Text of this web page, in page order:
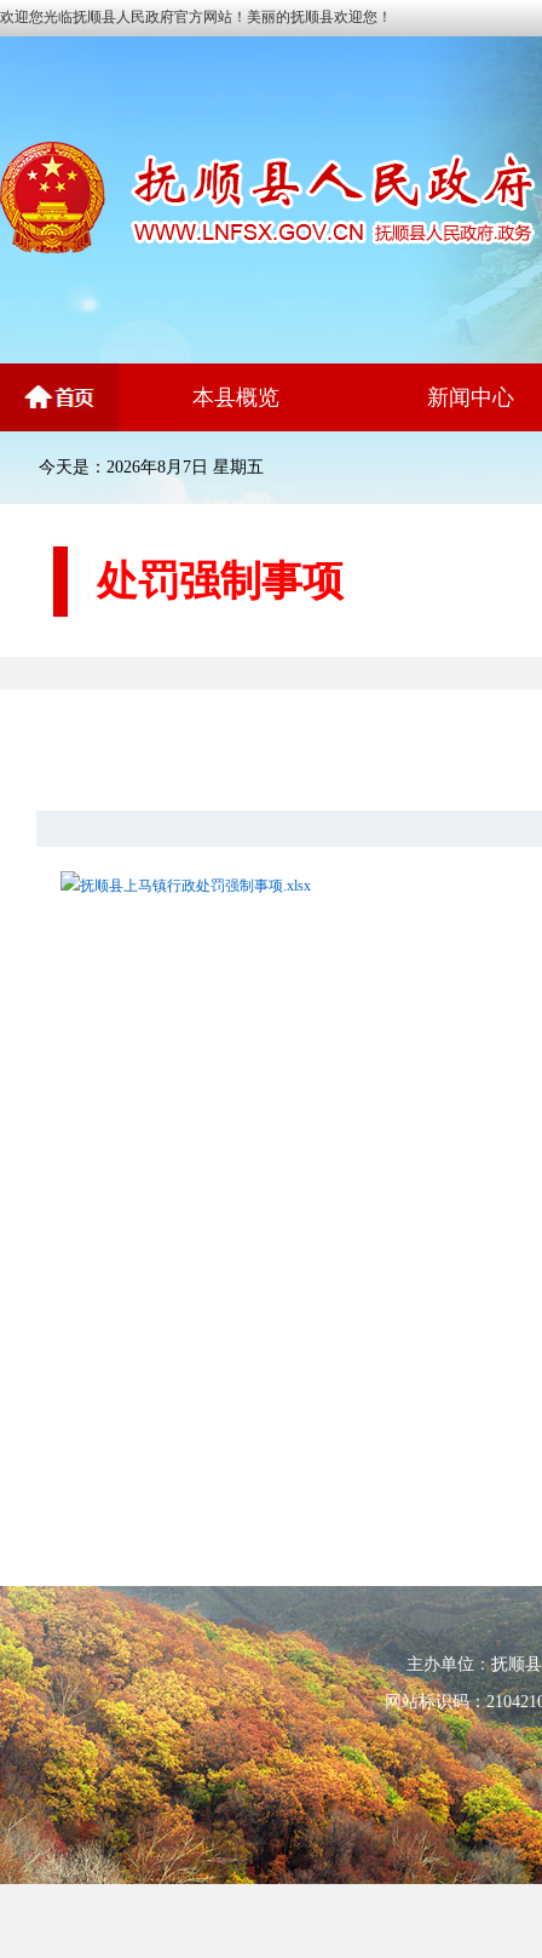
欢迎您光临抚顺县人民政府官方网站！美丽的抚顺县欢迎您！
本县概览 新闻中心
今天是：2026年8月7日 星期五
处罚强制事项
抚顺县上马镇行政处罚强制事项.xlsx
主办单位：抚顺
网站标识码：